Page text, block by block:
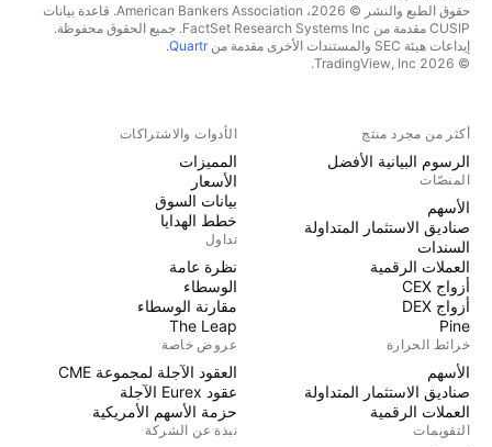
حقوق الطبع والنشر © 2026، American Bankers Association. قاعدة بيانات
CUSIP مقدمة من FactSet Research Systems Inc. جميع الحقوق محفوظة.
إيداعات هيئة SEC والمستندات الأخرى مقدمة من
Quartr
.
© 2026 TradingView, Inc.
أكثر من مجرد منتج
الرسوم البيانية الأفضل
المنصّات
الأسهم
صناديق الاستثمار المتداولة
السندات
العملات الرقمية
أزواج CEX
أزواج DEX
Pine
خرائط الحرارة
الأسهم
صناديق الاستثمار المتداولة
العملات الرقمية
التقويمات
الأدوات والاشتراكات
المميزات
الأسعار
بيانات السوق
خطط الهدايا
تداول
نظرة عامة
الوسطاء
مقارنة الوسطاء
The Leap
عروض خاصة
العقود الآجلة لمجموعة CME
عقود Eurex الآجلة
حزمة الأسهم الأمريكية
نبذة عن الشركة